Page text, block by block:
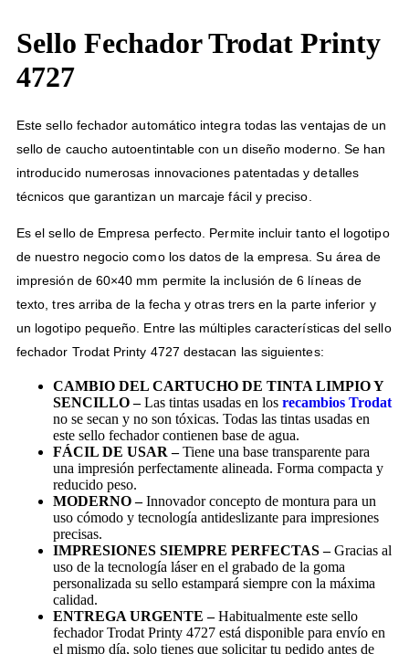
Sello Fechador Trodat Printy
4727
Este sello fechador automático integra todas las ventajas de un
sello de caucho autoentintable con un diseño moderno. Se han
introducido numerosas innovaciones patentadas y detalles
técnicos que garantizan un marcaje fácil y preciso.
Es el sello de Empresa perfecto. Permite incluir tanto el logotipo
de nuestro negocio como los datos de la empresa. Su área de
impresión de 60×40 mm permite la inclusión de 6 líneas de
texto, tres arriba de la fecha y otras trers en la parte inferior y
un logotipo pequeño. Entre las múltiples características del sello
fechador Trodat Printy 4727 destacan las siguientes:
CAMBIO DEL CARTUCHO DE TINTA LIMPIO Y
SENCILLO –Las tintas usadas en los recambios Trodat
no se secan y no son tóxicas. Todas las tintas usadas en
este sello fechador contienen base de agua.
FÁCIL DE USAR –Tiene una base transparente para
una impresión perfectamente alineada. Forma compacta y
reducido peso.
MODERNO –Innovador concepto de montura para un
uso cómodo y tecnología antideslizante para impresiones
precisas.
IMPRESIONES SIEMPRE PERFECTAS –Gracias al
uso de la tecnología láser en el grabado de la goma
personalizada su sello estampará siempre con la máxima
calidad.
ENTREGA URGENTE –Habitualmente este sello
fechador Trodat Printy 4727 está disponible para envío en
el mismo día, solo tienes que solicitar tu pedido antes de